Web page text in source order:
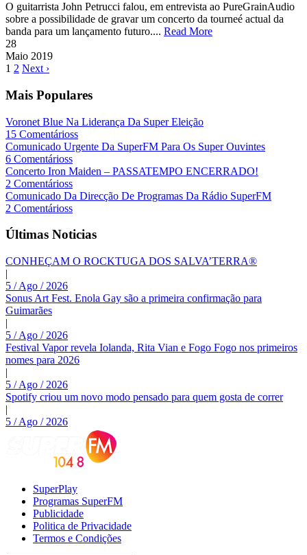
O guitarrista John Petrucci falou, em entrevista ao PureGrainAudio
sobre a possibilidade de gravar um concerto da tourneé actual da
banda para um lançamento futuro.... Read More
28
Maio 2019
1 2 Next ›
Mais Populares
Voronet Blue Na Liderança Da Super Eleição
15 Comentárioss
Comunicado Urgente Da SuperFM Para Os Super Ouvintes
6 Comentárioss
Concerto Iron Maiden – PASSATEMPO ENCERRADO!
2 Comentárioss
Comunicado Da Direcção De Programas Da Rádio SuperFM
2 Comentárioss
Últimas Noticias
CONHEÇAM O ROCKTUGA DOS SALVA’TERRA®
|
5 / Ago / 2026
Sonus Art Fest. Enola Gay são a primeira confirmação para
Guimarães
|
5 / Ago / 2026
Festival Vapor revela Iolanda, Rita Vian e Fogo Fogo nos primeiros
nomes para 2026
|
5 / Ago / 2026
Spotify criou um novo modo pensado para quem gosta de correr
|
5 / Ago / 2026
SuperPlay
Programas SuperFM
Publicidade
Politica de Privacidade
Termos e Condições